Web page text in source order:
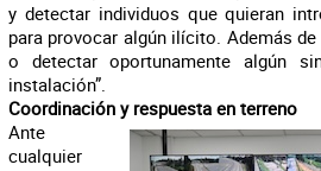
y detectar individuos que quieran
para provocar algún ilícito. Además
o detectar oportunamente algún
instalación”.
Coordinación y respuesta en terreno
Ante
cualquier